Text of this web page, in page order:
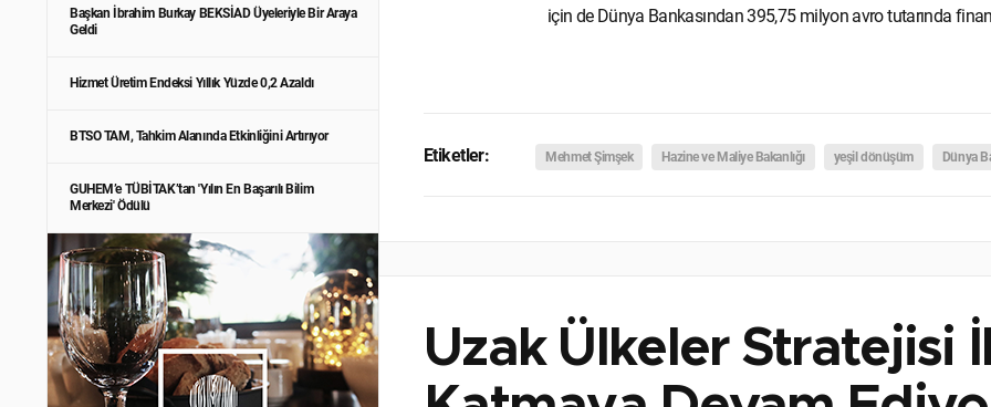
Başkan İbrahim Burkay BEKSİAD Üyeleriyle Bir Araya
Geldi
Hizmet Üretim Endeksi Yıllık Yüzde 0,2 Azaldı
BTSO TAM, Tahkim Alanında Etkinliğini Artırıyor
GUHEM’e TÜBİTAK’tan 'Yılın En Başarılı Bilim
Merkezi' Ödülü
için de Dünya Bankasından 395,75 milyon avro tutarında
Etiketler: Mehmet Şimşek Hazine ve Maliye Bakanlığı yeşil dönüşüm Dünya
Uzak Ülkeler Stratejisi